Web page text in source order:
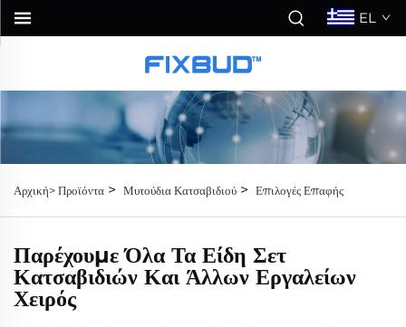
EL
Αρχική>Προϊόντα > Μυτούδια Κατσαβιδιού > Επιλογές Επαφής
Παρέχουμε Όλα Τα Είδη Σετ
Κατσαβιδιών Και Άλλων Εργαλείων
Χειρός